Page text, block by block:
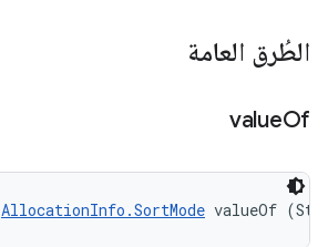
الطُرق العامة
valueOf
AllocationInfo.SortMode valueOf